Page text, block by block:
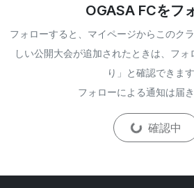
OGASA FCをフ
フォローすると、マイページからこのク
しい公開大会が追加されたときは、フ
り」と確認できます
フォローによる通知は届き
確認中